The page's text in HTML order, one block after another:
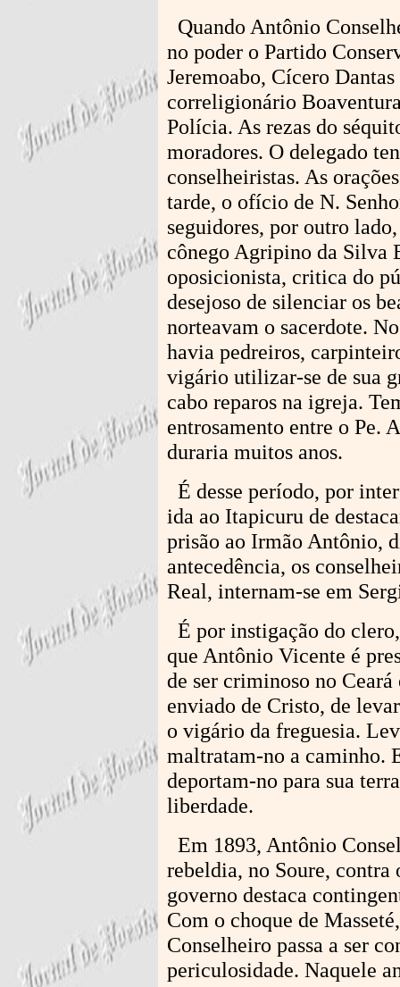
Quando Antônio
no poder o Partido
Jeremoabo, Cícero
correligionário
Polícia. As rezas do
moradores. O delegado
conselheiristas. As
tarde, o ofício de N.
seguidores, por outro
cônego Agripino da Silva
oposicionista, critica do
desejoso de silenciar os
norteavam o sacerdote.
havia pedreiros,
vigário utilizar-se de sua
cabo reparos na igreja.
entrosamento entre o Pe.
duraria muitos anos.
É desse período, por
ida ao Itapicuru de
prisão ao Irmão Antônio,
antecedência, os
Real, internam-se em
É por instigação do
que Antônio Vicente é
de ser criminoso no Ceará
enviado de Cristo, de
o vigário da freguesia.
maltratam-no a caminho.
deportam-no para sua
liberdade.
Em 1893, Antônio
rebeldia, no Soure, contra
governo destaca
Com o choque de
Conselheiro passa a ser
periculosidade. Naquele